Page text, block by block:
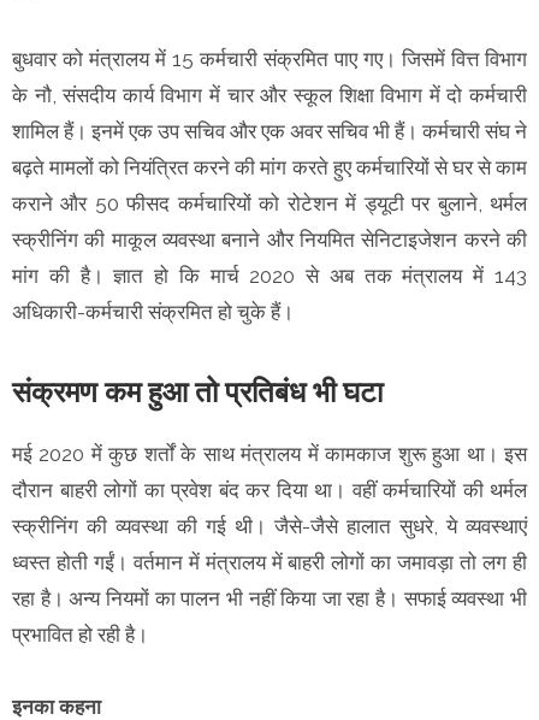
बुधवार को मंत्रालय में 15 कर्मचारी संक्रमित पाए गए। जिसमें वित्त विभाग
के नौ, संसदीय कार्य विभाग में चार और स्कूल शिक्षा विभाग में दो कर्मचारी
शामिल हैं। इनमें एक उप सचिव और एक अवर सचिव भी हैं। कर्मचारी संघ ने
बढ़ते मामलों को नियंत्रित करने की मांग करते हुए कर्मचारियों से घर से काम
कराने और 50 फीसद कर्मचारियों को रोटेशन में ड्यूटी पर बुलाने, थर्मल
स्क्रीनिंग की माकूल व्यवस्था बनाने और नियमित सेनिटाइजेशन करने की
मांग की है। ज्ञात हो कि मार्च 2020 से अब तक मंत्रालय में 143
अधिकारी-कर्मचारी संक्रमित हो चुके हैं।
संक्रमण कम हुआ तो प्रतिबंध भी घटा
मई 2020 में कुछ शर्तों के साथ मंत्रालय में कामकाज शुरू हुआ था। इस
दौरान बाहरी लोगों का प्रवेश बंद कर दिया था। वहीं कर्मचारियों की थर्मल
स्क्रीनिंग की व्यवस्था की गई थी। जैसे-जैसे हालात सुधरे, ये व्यवस्थाएं
ध्वस्त होती गईं। वर्तमान में मंत्रालय में बाहरी लोगों का जमावड़ा तो लग ही
रहा है। अन्य नियमों का पालन भी नहीं किया जा रहा है। सफाई व्यवस्था भी
प्रभावित हो रही है।
इनका कहना